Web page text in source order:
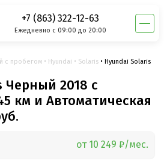
+7 (863) 322-12-63
Ежедневно с 09:00 до 20:00
с пробегом Hyundai Solaris Hyundai Solaris
Черный 2018 с
км и Автоматическая
от 10 249 ₽/мес.